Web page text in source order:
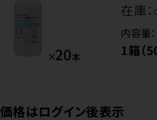
在庫：
内容量：
1箱（
価格はログイン後表示